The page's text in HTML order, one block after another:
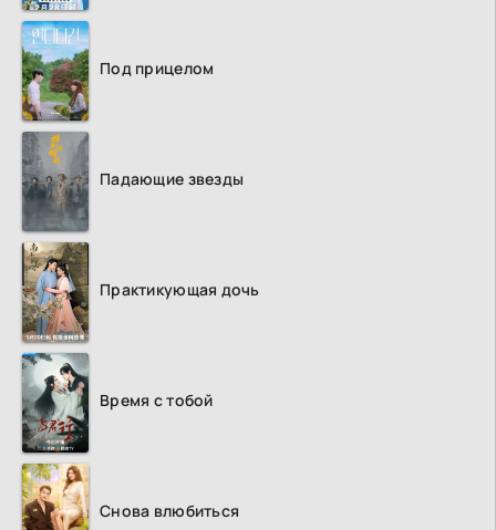
Под прицелом
Падающие звезды
Практикующая дочь
Время с тобой
Снова влюбиться